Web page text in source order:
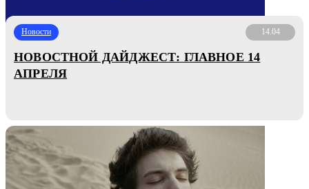
Новости 14.04
НОВОСТНОЙ ДАЙДЖЕСТ: ГЛАВНОЕ 14
АПРЕЛЯ